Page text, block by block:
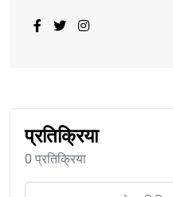
प्रतिक्रिया
0 प्रतिक्रिया